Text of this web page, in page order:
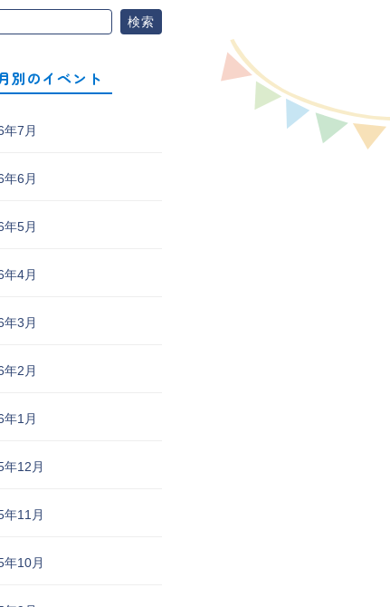
検索
別のイベント
年7月
年6月
年5月
年4月
年3月
年2月
年1月
年12月
年11月
年10月